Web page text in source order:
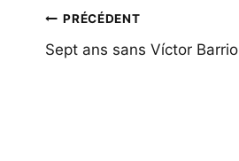
Navigation
de
PRÉCÉDENT
Sept ans sans Víctor Barrio